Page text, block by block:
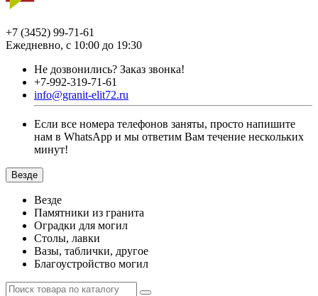
+7 (3452) 99-71-61
Ежедневно, с 10:00 до 19:30
Не дозвонились? Заказ звонка!
+7-992-319-71-61
info@granit-elit72.ru
Если все номера телефонов заняты, просто напишите
нам в WhatsApp и мы ответим Вам течение нескольких
минут!
Везде
Везде
Памятники из гранита
Оградки для могил
Столы, лавки
Вазы, таблички, другое
Благоустройство могил